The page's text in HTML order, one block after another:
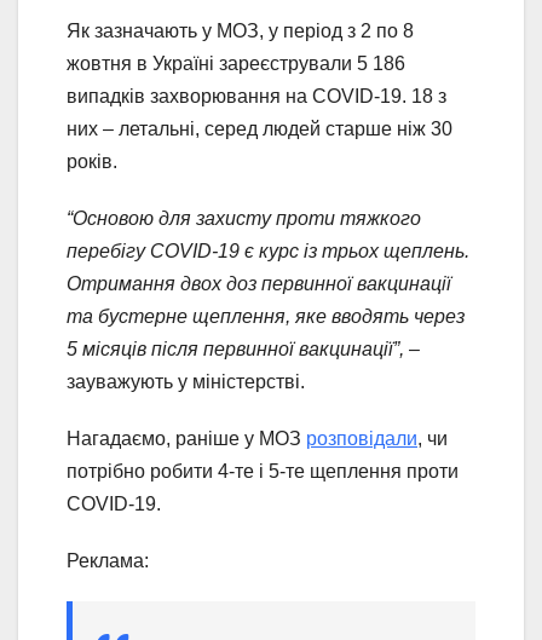
Як зазначають у МОЗ, у період з 2 по 8
жовтня в Україні зареєстрували 5 186
випадків захворювання на COVID-19. 18 з
них – летальні, серед людей старше ніж 30
років.
“Основою для захисту проти тяжкого
перебігу COVID-19 є курс із трьох щеплень.
Отримання двох доз первинної вакцинації
та бустерне щеплення, яке вводять через
5 місяців після первинної вакцинації”, –
зауважують у міністерстві.
Нагадаємо, раніше у МОЗ розповідали, чи
потрібно робити 4-те і 5-те щеплення проти
COVID-19.
Реклама: